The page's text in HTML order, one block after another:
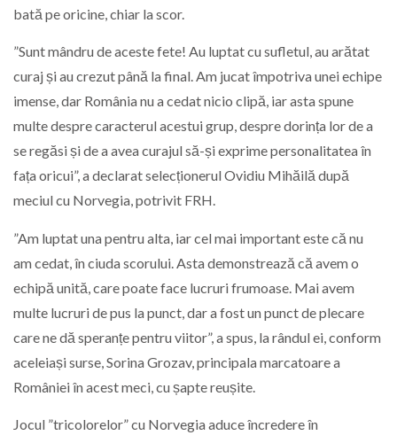
bată pe oricine, chiar la scor.
”Sunt mândru de aceste fete! Au luptat cu sufletul, au arătat
curaj și au crezut până la final. Am jucat împotriva unei echipe
imense, dar România nu a cedat nicio clipă, iar asta spune
multe despre caracterul acestui grup, despre dorința lor de a
se regăsi și de a avea curajul să-și exprime personalitatea în
fața oricui”, a declarat selecționerul Ovidiu Mihăilă după
meciul cu Norvegia, potrivit FRH.
”Am luptat una pentru alta, iar cel mai important este că nu
am cedat, în ciuda scorului. Asta demonstrează că avem o
echipă unită, care poate face lucruri frumoase. Mai avem
multe lucruri de pus la punct, dar a fost un punct de plecare
care ne dă speranțe pentru viitor”, a spus, la rândul ei, conform
aceleiași surse, Sorina Grozav, principala marcatoare a
României în acest meci, cu șapte reușite.
Jocul ”tricolorelor” cu Norvegia aduce încredere în